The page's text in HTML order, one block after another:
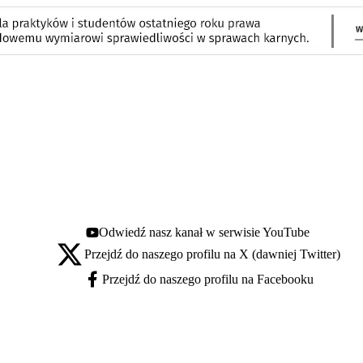
Youtube - otwiera się w nowej karcie
Odwiedź nasz kanał w serwisie YouTube
X - otwiera się w nowej karcie
Przejdź do naszego profilu na X (dawniej Twitter)
Facebook - otwiera się w nowej karcie
Przejdź do naszego profilu na Facebooku